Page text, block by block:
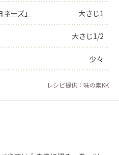
ーズ」 大さじ1
大さじ1/2
少々
レシピ提供：味の素KK